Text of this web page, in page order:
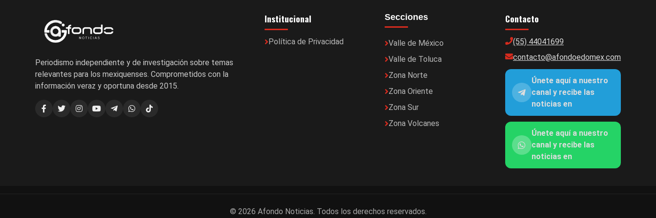
Periodismo independiente y de investigación sobre temas
relevantes para los mexiquenses. Comprometidos con la
información veraz y oportuna desde 2015.
Institucional
Política de Privacidad
Secciones
Valle de México
Valle de Toluca
Zona Norte
Zona Oriente
Zona Sur
Zona Volcanes
Contacto
(55) 44041699
contacto@afondoedomex.com
Únete aquí a nuestro
canal y recibe las
noticias en
Únete aquí a nuestro
canal y recibe las
noticias en
© 2026 Afondo Noticias. Todos los derechos reservados.